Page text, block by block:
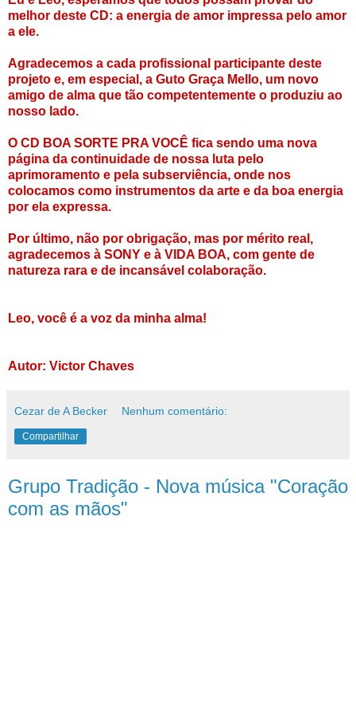
melhor deste CD: a energia de amor impressa pelo amor
a ele.
Agradecemos a cada profissional participante deste
projeto e, em especial, a Guto Graça Mello, um novo
amigo de alma que tão competentemente o produziu ao
nosso lado.
O CD BOA SORTE PRA VOCÊ fica sendo uma nova
página da continuidade de nossa luta pelo
aprimoramento e pela subserviência, onde nos
colocamos como instrumentos da arte e da boa energia
por ela expressa.
Por último, não por obrigação, mas por mérito real,
agradecemos à SONY e à VIDA BOA, com gente de
natureza rara e de incansável colaboração.
Leo, você é a voz da minha alma!
Autor: Victor Chaves
Cezar de A Becker Nenhum comentário:
Compartilhar
Grupo Tradição - Nova música "Coração
com as mãos"